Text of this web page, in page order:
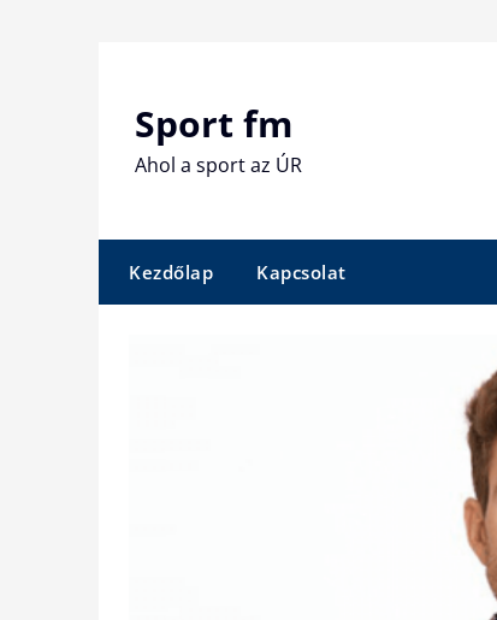
Sport fm
Ahol a sport az ÚR
Kezdőlap Kapcsolat